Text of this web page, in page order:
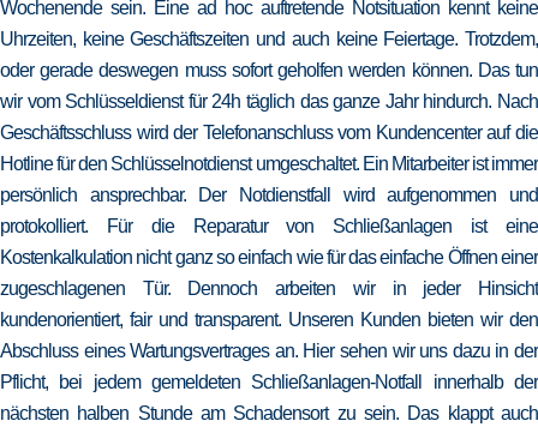
Wochenende sein. Eine ad hoc auftretende Notsituation kennt keine
Uhrzeiten, keine Geschäftszeiten und auch keine Feiertage. Trotzdem,
oder gerade deswegen muss sofort geholfen werden können. Das tun
wir vom Schlüsseldienst für 24h täglich das ganze Jahr hindurch. Nach
Geschäftsschluss wird der Telefonanschluss vom Kundencenter auf die
Hotline für den Schlüsselnotdienst umgeschaltet. Ein Mitarbeiter ist immer
persönlich ansprechbar. Der Notdienstfall wird aufgenommen und
protokolliert. Für die Reparatur von Schließanlagen ist eine
Kostenkalkulation nicht ganz so einfach wie für das einfache Öffnen einer
zugeschlagenen Tür. Dennoch arbeiten wir in jeder Hinsicht
kundenorientiert, fair und transparent. Unseren Kunden bieten wir den
Abschluss eines Wartungsvertrages an. Hier sehen wir uns dazu in der
Pflicht, bei jedem gemeldeten Schließanlagen-Notfall innerhalb der
nächsten halben Stunde am Schadensort zu sein. Das klappt auch